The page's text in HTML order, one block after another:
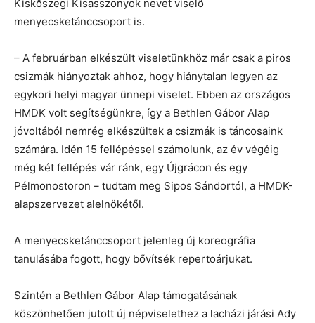
Kiskőszegi Kisasszonyok nevet viselő
menyecsketánccsoport is.
– A februárban elkészült viseletünkhöz már csak a piros
csizmák hiányoztak ahhoz, hogy hiánytalan legyen az
egykori helyi magyar ünnepi viselet. Ebben az országos
HMDK volt segítségünkre, így a Bethlen Gábor Alap
jóvoltából nemrég elkészültek a csizmák is táncosaink
számára. Idén 15 fellépéssel számolunk, az év végéig
még két fellépés vár ránk, egy Újgrácon és egy
Pélmonostoron – tudtam meg Sipos Sándortól, a HMDK-
alapszervezet alelnökétől.
A menyecsketánccsoport jelenleg új koreográfia
tanulásába fogott, hogy bővítsék repertoárjukat.
Szintén a Bethlen Gábor Alap támogatásának
köszönhetően jutott új népviselethez a lacházi járási Ady